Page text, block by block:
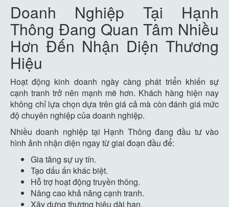
Doanh Nghiệp Tại Hạnh
Thông Đang Quan Tâm Nhiều
Hơn Đến Nhận Diện Thương
Hiệu
Hoạt động kinh doanh ngày càng phát triển khiến sự
cạnh tranh trở nên mạnh mẽ hơn. Khách hàng hiện nay
không chỉ lựa chọn dựa trên giá cả mà còn đánh giá mức
độ chuyên nghiệp của doanh nghiệp.
Nhiều doanh nghiệp tại Hạnh Thông đang đầu tư vào
hình ảnh nhận diện ngay từ giai đoạn đầu để:
Gia tăng sự uy tín.
Tạo dấu ấn khác biệt.
Hỗ trợ hoạt động truyền thông.
Nâng cao khả năng cạnh tranh.
Xây dựng thương hiệu dài hạn.